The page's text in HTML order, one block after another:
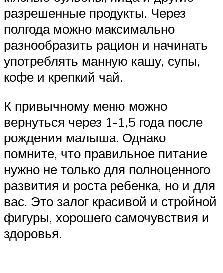
разрешенные продукты. Через
полгода можно максимально
разнообразить рацион и начинать
употреблять манную кашу, супы,
кофе и крепкий чай.
К привычному меню можно
вернуться через 1-1,5 года после
рождения малыша. Однако
помните, что правильное питание
нужно не только для полноценного
развития и роста ребенка, но и для
вас. Это залог красивой и стройной
фигуры, хорошего самочувствия и
здоровья.